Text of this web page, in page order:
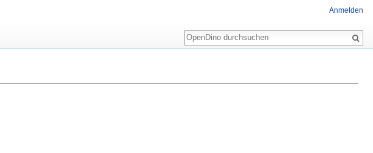
Anmelden
Suche